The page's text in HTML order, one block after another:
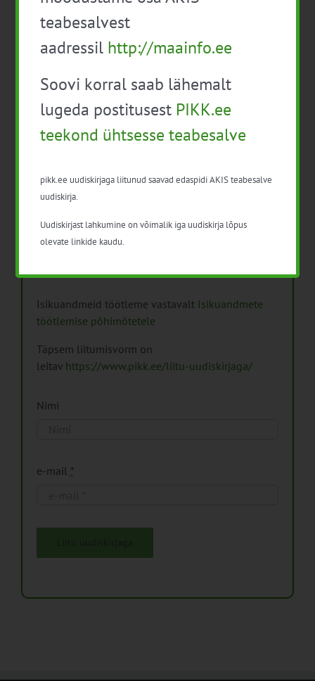
Mida näitavad toiduohutuse seirearuanded
Arhiiv
Isikuandmeid töötleme vastavalt Isikuandmete
töötlemise põhimõtetele
Täpsem liitumisvorm on
leitav https://www.pikk.ee/liitu-uudiskirjaga/
Nimi
e-mail *
teabesalvest
aadressil http://maainfo.ee
Soovi korral saab lähemalt
lugeda postitusest PIKK.ee
teekond ühtsesse teabesalve
pikk.ee uudiskirjaga liitunud saavad edaspidi AKIS teabesalve
uudiskirja.
Uudiskirjast lahkumine on võimalik iga uudiskirja lõpus
olevate linkide kaudu.